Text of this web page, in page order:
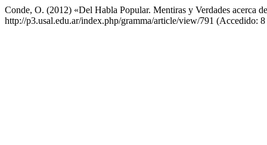
Conde, O. (2012) «Del Habla Popular. Mentiras y Verdades acerca
http://p3.usal.edu.ar/index.php/gramma/article/view/791 (Accedido: